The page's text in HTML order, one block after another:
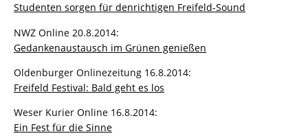
Studenten sorgen für denrichtigen Freifeld-Sound
NWZ Online 20.8.2014:
Gedankenaustausch im Grünen genießen
Oldenburger Onlinezeitung 16.8.2014:
Freifeld Festival: Bald geht es los
Weser Kurier Online 16.8.2014:
Ein Fest für die Sinne